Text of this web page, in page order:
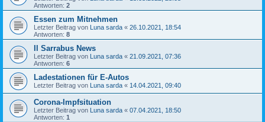
Antworten: 2
Essen zum Mitnehmen
Letzter Beitrag von Luna sarda « 26.10.2021, 18:54
Antworten: 8
Il Sarrabus News
Letzter Beitrag von Luna sarda « 21.09.2021, 07:36
Antworten: 6
Ladestationen für E-Autos
Letzter Beitrag von Luna sarda « 14.04.2021, 09:40
Corona-Impfsituation
Letzter Beitrag von Luna sarda « 07.04.2021, 18:50
Antworten: 1